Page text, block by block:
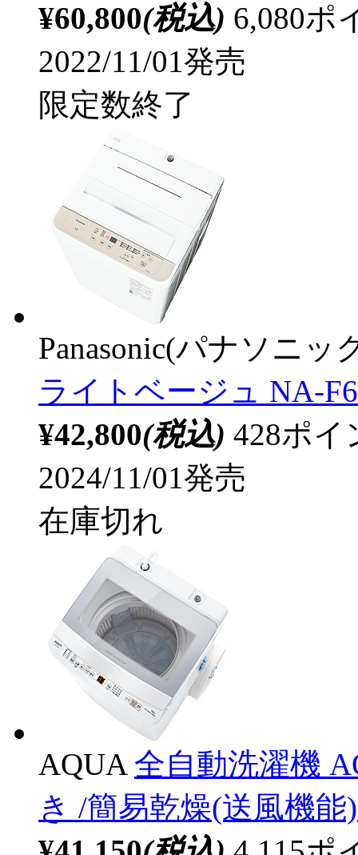
¥60,800(税込) 6,080ポ
2022/11/01発売
限定数終了
Panasonic(パナソニッ
ライトベージュ NA-
¥42,800(税込) 428ポ
2024/11/01発売
在庫切れ
AQUA 全自動洗濯機
き /簡易乾燥(送風機能